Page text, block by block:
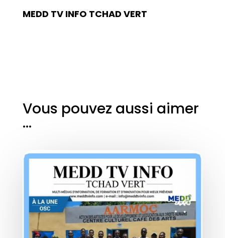
MEDD TV INFO TCHAD VERT
Vous pouvez aussi aimer
…